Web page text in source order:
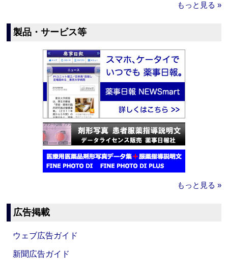
もっと見る »
製品・サービス等
もっと見る »
広告掲載
ウェブ広告ガイド
新聞広告ガイド